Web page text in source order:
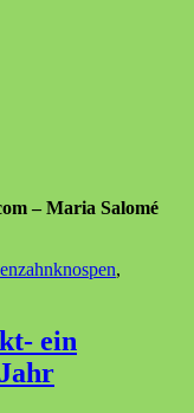
– Maria Salomé
,
ein